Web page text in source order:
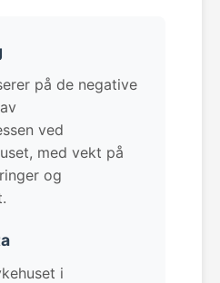
på de negative
ved
med vekt på
og
i